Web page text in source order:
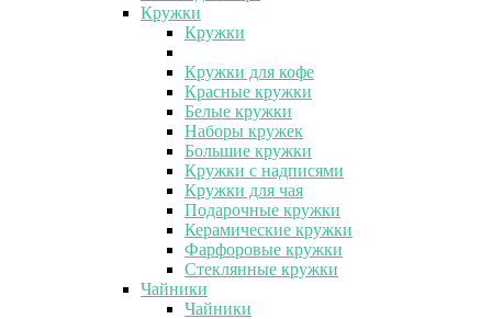
Кружки
Кружки
Кружки для кофе
Красные кружки
Белые кружки
Наборы кружек
Большие кружки
Кружки с надписями
Кружки для чая
Подарочные кружки
Керамические кружки
Фарфоровые кружки
Стеклянные кружки
Чайники
Чайники